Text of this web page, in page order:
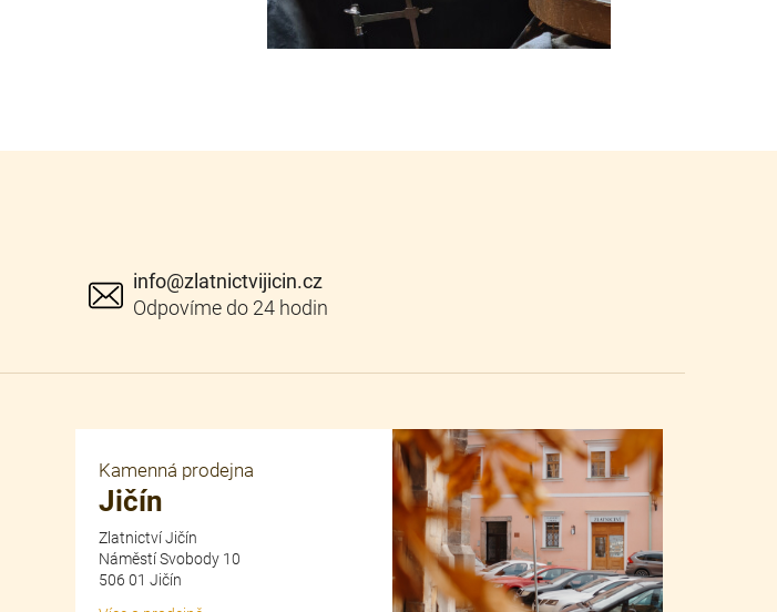
info@zlatnictvijicin.cz
Kamenná prodejna
Jičín
Zlatnictví Jičín
Náměstí Svobody 10
506 01 Jičín